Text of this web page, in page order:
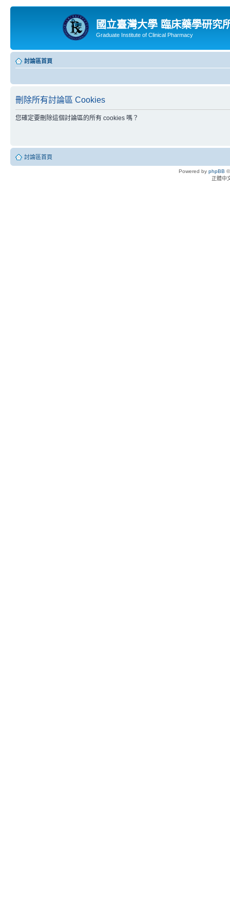
國立臺灣大學 臨床藥學研究
Graduate Institute of Clinical Pharmacy
討論區首頁
刪除所有討論區 Cookies
您確定要刪除這個討論區的所有 cookies 嗎？
討論區首頁
Powered by phpBB
正體中